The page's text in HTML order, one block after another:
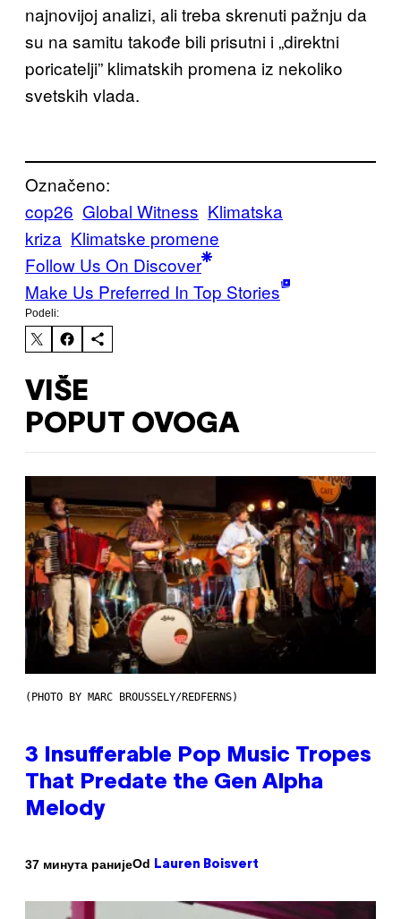
najnovijoj analizi, ali treba skrenuti pažnju da
su na samitu takođe bili prisutni i „direktni
poricatelji” klimatskih promena iz nekoliko
svetskih vlada.
Označeno:
cop26 Global Witness Klimatska
kriza Klimatske promene
Follow Us On Discover
Make Us Preferred In Top Stories
Podeli:
VIŠE
POPUT OVOGA
(PHOTO BY MARC BROUSSELY/REDFERNS)
3 Insufferable Pop Music Tropes
That Predate the Gen Alpha
Melody
37 минута ранијеOd Lauren Boisvert